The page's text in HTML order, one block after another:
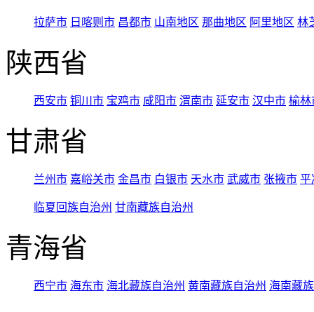
拉萨市 日喀则市 昌都市 山南地区 那曲地区 阿里地区 林
陕西省
西安市 铜川市 宝鸡市 咸阳市 渭南市 延安市 汉中市 榆林
甘肃省
兰州市 嘉峪关市 金昌市 白银市 天水市 武威市 张掖市 平
临夏回族自治州 甘南藏族自治州
青海省
西宁市 海东市 海北藏族自治州 黄南藏族自治州 海南藏